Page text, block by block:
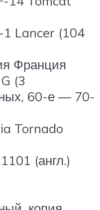
Lancer (104
Франция
(3
60-е — 70-
Tornado
(англ.)